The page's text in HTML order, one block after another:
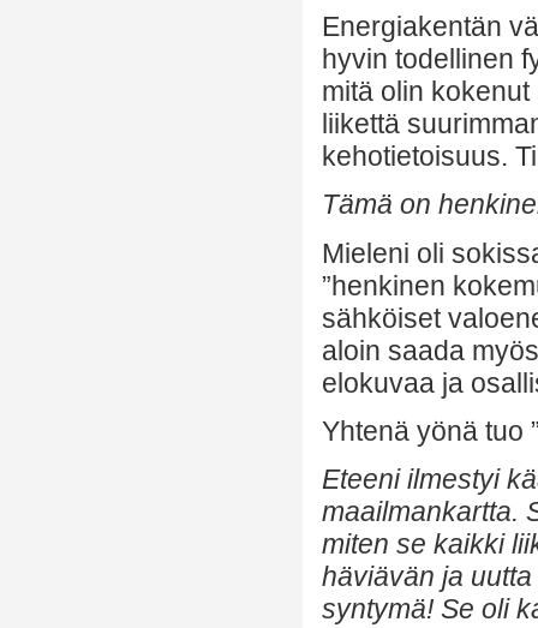
Energiakentän
hyvin todellinen
mitä olin
liikettä
kehotietoisuus.
Tämä on
Mieleni oli
”henkinen
sähköiset
aloin saada
elokuvaa ja
Yhtenä yönä tuo
Eteeni ilmestyi
maailmankartta.
miten se kaikki
häviävän ja
syntymä! Se oli